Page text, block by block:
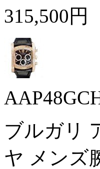
315,500円
ブルガリ
ヤ メンズ